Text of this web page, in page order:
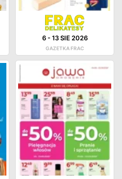
6-13 SIE 2026
GAZETKA FRAC